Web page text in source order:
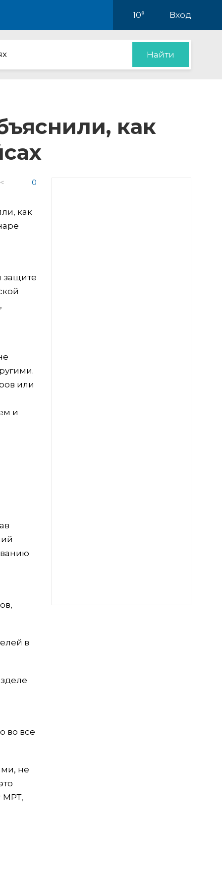
10° Вход
Найти
как
0
как
защите
или
и
в
во все
не
МРТ,